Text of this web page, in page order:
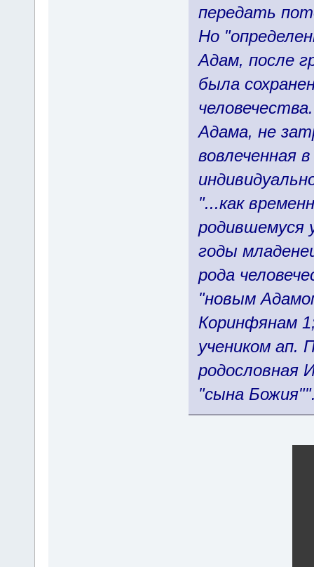
передать
Но
Адам, после
была
Адама, не
вовлеченная
"...как
родившемуся
годы
рода
"новым
Коринфянам
учеником ап.
родословная
"сына